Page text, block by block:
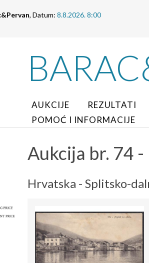
, Datum: 8.8.2026. 8:00
AUKCIJE
REZULTATI
POMOĆ I INFORMACIJE
Aukcija br. 74
Hrvatska - Splitsko-